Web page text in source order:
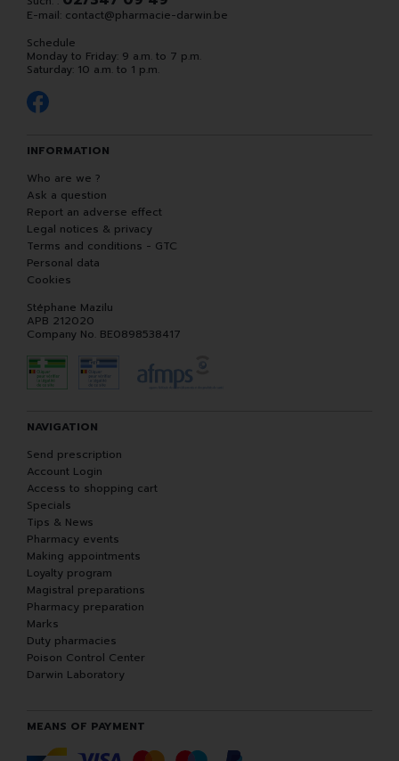
E-mail: contact@pharmacie-darwin.be
Schedule
Monday to Friday: 9 a.m. to 7 p.m.
Saturday: 10 a.m. to 1 p.m.
INFORMATION
Who are we ?
Ask a question
Report an adverse effect
Legal notices & privacy
Terms and conditions - GTC
Personal data
Cookies
Stéphane Mazilu
APB 212020
Company No. BE0898538417
NAVIGATION
Send prescription
Account Login
Access to shopping cart
Specials
Tips & News
Pharmacy events
Making appointments
Loyalty program
Magistral preparations
Pharmacy preparation
Marks
Duty pharmacies
Poison Control Center
Darwin Laboratory
MEANS OF PAYMENT